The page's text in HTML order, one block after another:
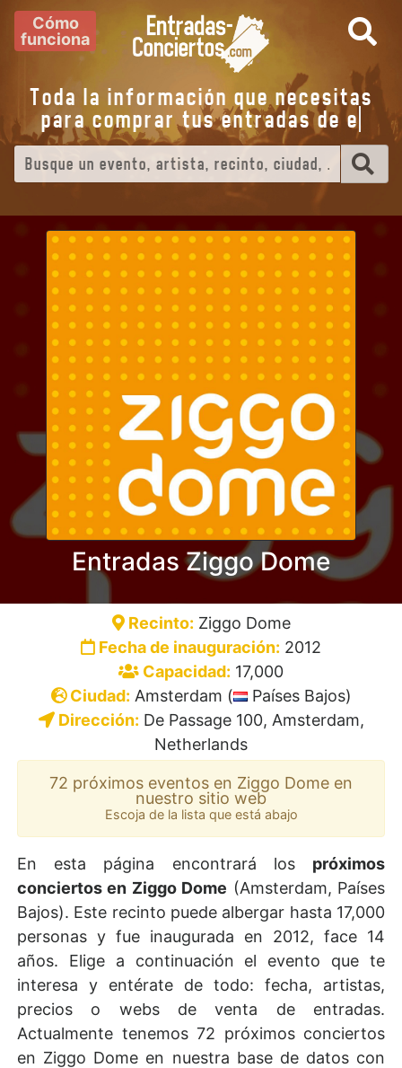
Cómo
funciona
Toda la información que necesitas
para comprar tus entradas de
eventos
Entradas Ziggo Dome
Recinto: Ziggo Dome
Fecha de inauguración: 2012
Capacidad: 17,000
Ciudad: Amsterdam (
Países Bajos)
Dirección: De Passage 100, Amsterdam,
Netherlands
72 próximos eventos en Ziggo Dome en
nuestro sitio web
Escoja de la lista que está abajo
En esta página encontrará los próximos
conciertos en Ziggo Dome (Amsterdam, Países
Bajos). Este recinto puede albergar hasta 17,000
personas y fue inaugurada en 2012, face 14
años. Elige a continuación el evento que te
interesa y entérate de todo: fecha, artistas,
precios o webs de venta de entradas.
Actualmente tenemos 72 próximos conciertos
en Ziggo Dome en nuestra base de datos con